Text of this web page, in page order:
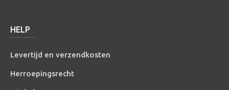
HELP
Levertijd en verzendkosten
Herroepingsrecht